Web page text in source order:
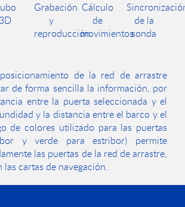
3D
Grabación
y
reproducción
Cálculo
de
movimientos
de la
sonda
de la red de arrastre
de forma sencilla la información, por
entre la puerta seleccionada y el
y la distancia entre el barco y el
de colores utilizado para las puertas
y verde para estribor) permite
las puertas de la red de arrastre,
las cartas de navegación.